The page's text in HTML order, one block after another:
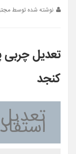
نوشته شده توسط
تعدیل چربی
کنجد